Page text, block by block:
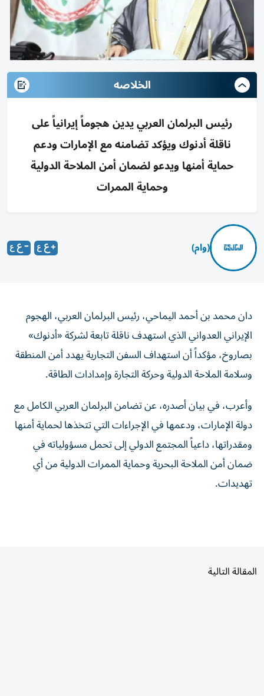
الخلاصه
رئيس البرلمان العربي يدين هجوماً إيرانياً على
ناقلة أدنوك ويؤكد تضامنه مع الإمارات ودعم
حماية أمنها ويدعو لضمان أمن الملاحة الدولية
وحماية الممرات
(وام)
دان محمد بن أحمد اليماحي، رئيس البرلمان العربي، الهجوم
الإيراني العدواني الذي استهدف ناقلة تابعة لشركة «أدنوك»
بصاروخ، مؤكداً أن استهداف السفن التجارية يهدد أمن المنطقة
وسلامة الملاحة الدولية وحركة التجارة وإمدادات الطاقة.
دولة الإمارات، ودعمها في الإجراءات التي تتخذها لحماية أمنها
ومقدراتها، داعياً المجتمع الدولي إلى تحمل مسؤولياته في
ضمان أمن الملاحة البحرية وحماية الممرات الدولية من أي
تهديدات.